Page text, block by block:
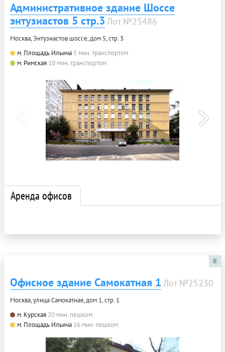
Административное здание Шоссе
энтузиастов 5 стр.3 Лот №25486
Москва, Энтузиастов шоссе, дом 5, стр. 3
м. Площадь Ильича 5 мин. транспортом
м. Римская 10 мин. транспортом
Аренда офисов
B
Офисное здание Самокатная 1 Лот №25230
Москва, улица Самокатная, дом 1, стр. 1
м. Курская 20 мин. пешком
м. Площадь Ильича 16 мин. пешком